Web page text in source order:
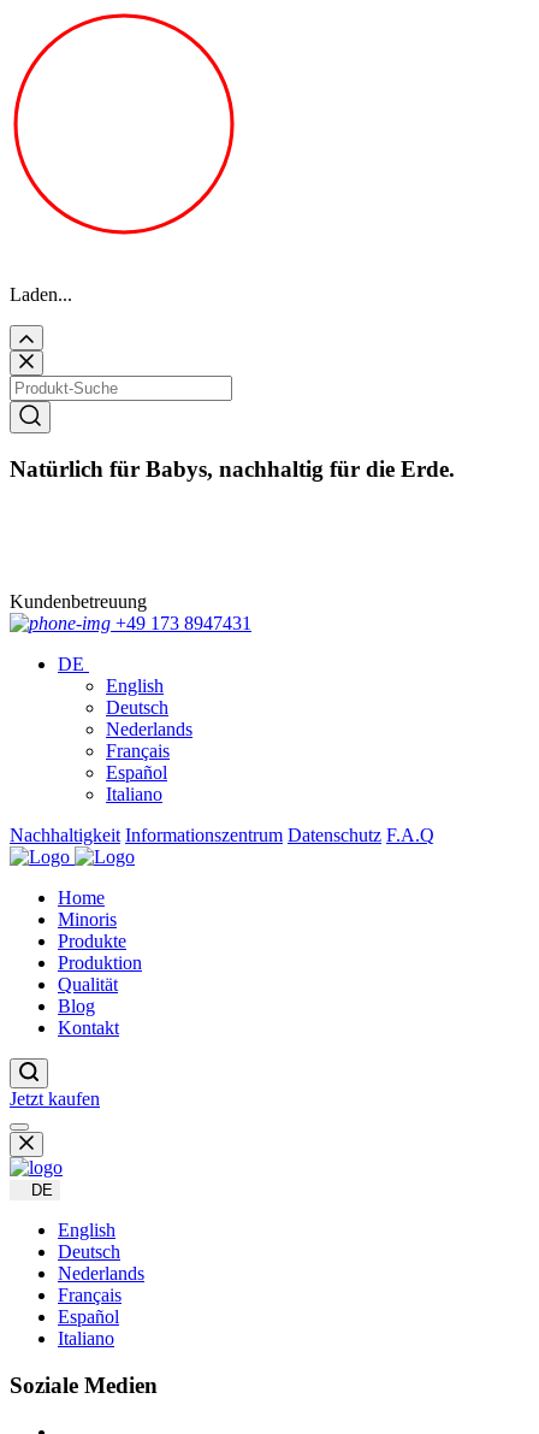
Laden...
Natürlich für Babys, nachhaltig für die Erde.
Kundenbetreuung
+49 173 8947431
DE
English
Deutsch
Nederlands
Français
Español
Italiano
Nachhaltigkeit Informationszentrum Datenschutz F.A.Q
Home
Minoris
Produkte
Produktion
Qualität
Blog
Kontakt
Jetzt kaufen
DE
English
Deutsch
Nederlands
Français
Español
Italiano
Soziale Medien